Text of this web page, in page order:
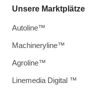
Unsere Marktplätze
Autoline™
Machineryline™
Agroline™
Linemedia Digital ™